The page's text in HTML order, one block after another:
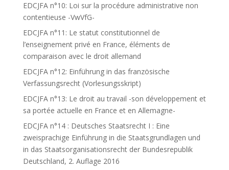
EDCJFA n°10: Loi sur la procédure administrative non
contentieuse -VwVfG-
EDCJFA n°11: Le statut constitutionnel de
l’enseignement privé en France, éléments de
comparaison avec le droit allemand
EDCJFA n°12: Einführung in das französische
Verfassungsrecht (Vorlesungsskript)
EDCJFA n°13: Le droit au travail -son développement et
sa portée actuelle en France et en Allemagne-
EDCJFA n°14 : Deutsches Staatsrecht I : Eine
zweisprachige Einführung in die Staatsgrundlagen und
in das Staatsorganisationsrecht der Bundesrepublik
Deutschland, 2. Auflage 2016